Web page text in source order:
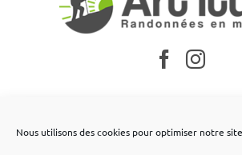
Nous utilisons des cookies pour optimiser notre